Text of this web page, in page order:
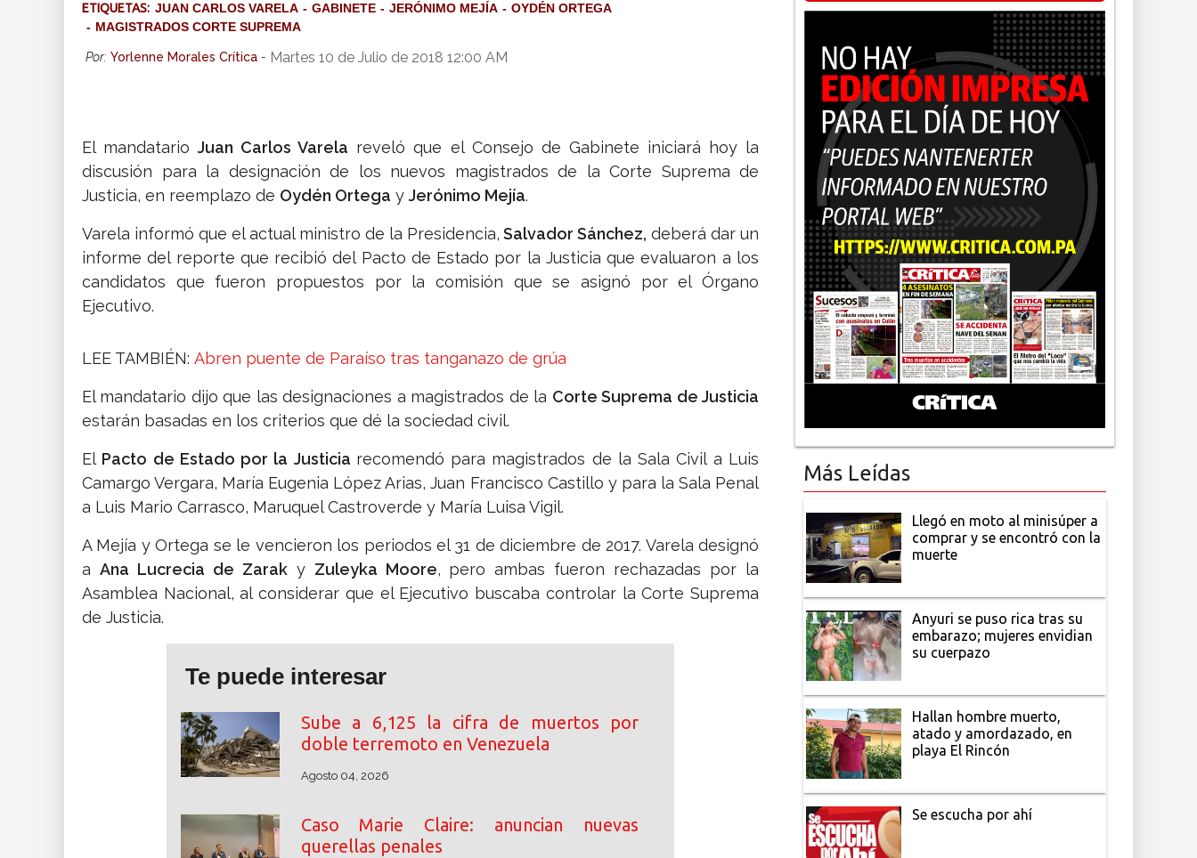
ETIQUETAS: JUAN CARLOS VARELA GABINETE JERÓNIMO MEJÍA
OYDÉN ORTEGA
MAGISTRADOS CORTE SUPREMA
Por: Yorlenne Morales Crítica - Martes 10 de Julio de 2018 12:00 AM
El mandatarioJuan Carlos Varela reveló que el Consejo de Gabinete iniciará hoy la
discusión para la designación de los nuevos magistrados de la Corte Suprema de
Justicia, en reemplazo de Oydén Ortega y Jerónimo Mejía.
Varela informó que el actual ministro de la Presidencia, Salvador Sánchez, deberá dar un
informe del reporte que recibió del Pacto de Estado por la Justicia que evaluaron a los
candidatos que fueron propuestos por la comisión que se asignó por el Órgano
Ejecutivo.
LEE TAMBIÉN: Abren puente de Paraíso tras tanganazo de grúa
El mandatario dijo que las designaciones a magistrados de la Corte Suprema de Justicia
estarán basadas en los criterios que dé la sociedad civil.
El Pacto de Estado por la Justicia recomendó para magistrados de la Sala Civil a Luis
Camargo Vergara, María Eugenia López Arias, Juan Francisco Castillo y para la Sala Penal
a Luis Mario Carrasco, Maruquel Castroverde y María Luisa Vigil.
A Mejía y Ortega se le vencieron los periodos el 31 de diciembre de 2017. Varela designó
a Ana Lucrecia de Zaraky Zuleyka Moore, pero ambas fueron rechazadas por la
Asamblea Nacional, al considerar que el Ejecutivo buscaba controlar la Corte Suprema
de Justicia.
Te puede interesar
Sube a 6,125 la cifra de muertos por
doble terremoto en Venezuela
Agosto 04, 2026
Caso Marie Claire: anuncian nuevas
querellas penales
Más Leídas
Llegó en moto al minisúper a
comprar y se encontró con la
muerte
Anyuri se puso rica tras su
embarazo; mujeres envidian
su cuerpazo
Hallan hombre muerto,
atado y amordazado, en
playa El Rincón
Se escucha por ahí